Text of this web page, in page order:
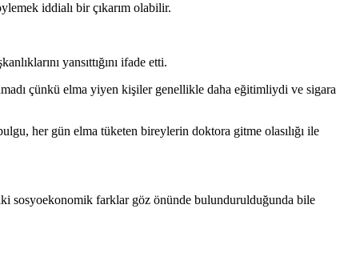
iddialı bir çıkarım olabilir.
yansıttığını ifade etti.
çünkü elma yiyen kişiler genellikle daha eğitimliydi ve sigara
her gün elma tüketen bireylerin doktora gitme olasılığı ile
sosyoekonomik farklar göz önünde bulundurulduğunda bile